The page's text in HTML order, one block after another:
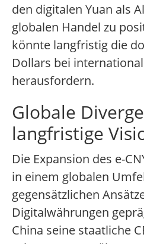
den digitalen Yuan als
globalen Handel zu
könnte langfristig die
Dollars bei
herausfordern.
Globale
langfristige
Die Expansion des e-
in einem globalen
gegensätzlichen
Digitalwährungen
China seine staatliche